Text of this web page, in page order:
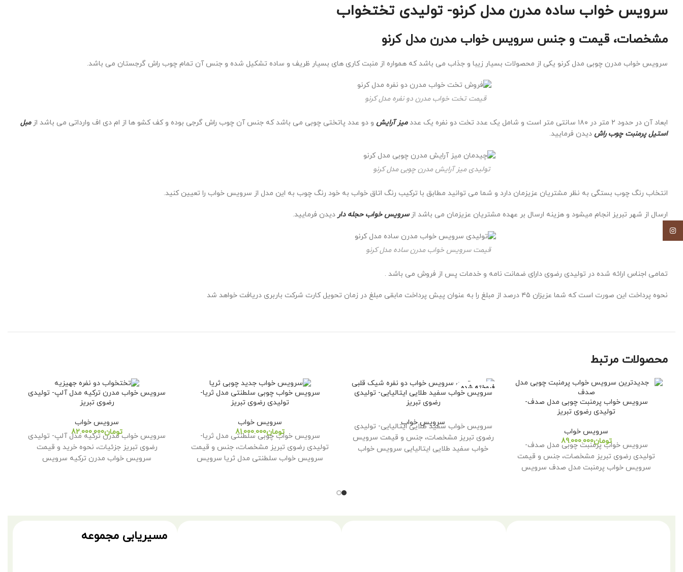
سرویس خواب ساده مدرن مدل کرنو- تولیدی تختخواب
مشخصات، قیمت و جنس سرویس خواب مدرن مدل کرنو
سرویس خواب مدرن چوبی مدل کرنو یکی از محصولات بسیار زیبا و جذاب می باشد که همواره از منبت کاری های بسیار ظریف و ساده تشکیل شده و جنس آن تمام چوب راش گرجستان می باشد.
قیمت تخت خواب مدرن دو نفره مدل کرنو
ابعاد آن در حدود ۲ متر در ۱۸۰ سانتی متر است و شامل یک عدد تخت دو نفره یک عدد میز آرایش و دو عدد پاتختی چوبی می باشد که جنس آن چوب راش گرجی بوده و کف کشو ها از ام دی اف وارداتی می باشد ازمبل
استیل پرمنبت چوب راش دیدن فرمایید.
تولیدی میز آرایش مدرن چوبی مدل کرنو
انتخاب رنگ چوب بستگی به نظر مشتریان عزیزمان دارد و شما می توانید مطابق با ترکیب رنگ اتاق خواب به خود رنگ چوب به این مدل از سرویس خواب را تعیین کنید.
ارسال از شهر تبریز انجام میشود و هزینه ارسال بر عهده مشتریان عزیزمان می باشد ازسرویس خواب حجله داردیدن فرمایید.
قیمت سرویس خواب مدرن ساده مدل کرنو
تمامی اجناس ارائه شده در تولیدی رضوی دارای ضمانت نامه و خدمات پس از فروش می باشد .
نحوه پرداخت این صورت است که شما عزیزان ۴۵ درصد از مبلغ را به عنوان پیش پرداخت مابقی مبلغ در زمان تحویل کارت شرکت باربری دریافت خواهد شد
محصولات مرتبط
سرویس خواب پرمنبت چوبی مدل صدف-
تولیدی رضوی تبریز
سرویس خواب
تومان
سرویس خواب پرمنبت چوبی مدل صدف-
تولیدی رضوی تبریز مشخصات، جنس و قیمت
سرویس خواب پرمنبت مدل صدف سرویس
فروخته شده
سرویس خواب سفید طلایی ایتالیایی- تولیدی
رضوی تبریز
سرویس خواب
سرویس خواب سفید طلایی ایتالیایی- تولیدی
رضوی تبریز مشخصات، جنس و قیمت سرویس
خواب سفید طلایی ایتالیایی سرویس خواب
سرویس خواب چوبی سلطنتی مدل ثریا-
تولیدی رضوی تبریز
سرویس خواب
تومان
سرویس خواب چوبی سلطنتی مدل ثریا-
تولیدی رضوی تبریز مشخصات، جنس و قیمت
سرویس خواب سلطنتی مدل ثریا سرویس
سرویس خواب مدرن ترکیه مدل آلپ- تولیدی
رضوی تبریز
سرویس خواب
تومان
سرویس خواب مدرن ترکیه مدل آلپ- تولیدی
رضوی تبریز جزئیات، نحوه خرید و قیمت
سرویس خواب مدرن ترکیه سرویس
مسیریابی مجموعه